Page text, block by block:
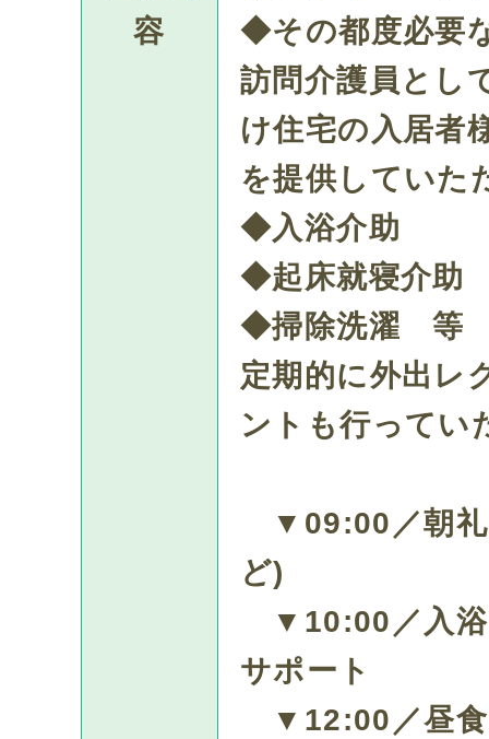
容
◆その都度必要
訪問介護員とし
け住宅の入居者
を提供していた
◆入浴介助
◆起床就寝介助
◆掃除洗濯 等
定期的に外出レ
ントも行ってい
▼09:00／朝礼
ど)
▼10:00／入浴
サポート
▼12:00／昼食